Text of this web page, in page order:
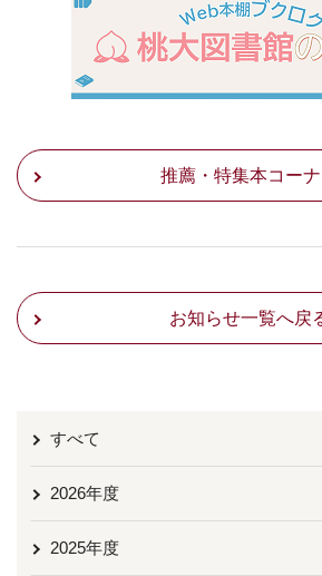
推薦・特集本コー
お知らせ一覧へ戻
すべて
2026年度
2025年度